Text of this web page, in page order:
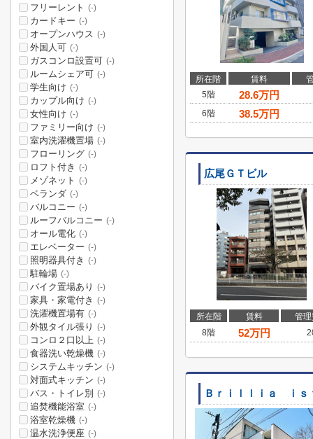
所在階 賃料
5階
28.6万円
6階 38.5万円
広尾ＧＴビル
所在階 賃料
管
8階
52万円
Ｂｒｉｌｌｉａ ｉ
フリーレント (-)
カードキー (-)
オープンハウス (-)
外国人可 (-)
ガスコンロ設置可 (-)
ルームシェア可 (-)
学生向け (-)
カップル向け (-)
女性向け (-)
ファミリー向け (-)
室内洗濯機置場 (-)
フローリング (-)
ロフト付き (-)
メゾネット (-)
ベランダ (-)
バルコニー (-)
ルーフバルコニー (-)
オール電化 (-)
エレベーター (-)
照明器具付き (-)
駐輪場 (-)
バイク置場あり (-)
家具・家電付き (-)
洗濯機置場有 (-)
外観タイル張り (-)
コンロ２口以上 (-)
食器洗い乾燥機 (-)
システムキッチン (-)
対面式キッチン (-)
バス・トイレ別 (-)
追焚機能浴室 (-)
浴室乾燥機 (-)
温水洗浄便座 (-)